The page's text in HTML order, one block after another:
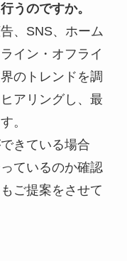
うのですか。
、SNS、ホーム
イン・オフライ
のトレンドを調
アリングし、最
。
きている場合
ているのか確認
ご提案をさせて